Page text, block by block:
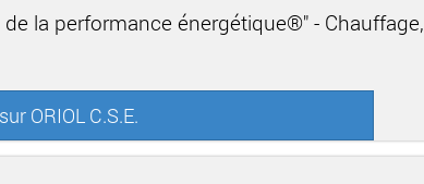
la performance énergétique®" - Chauffage,
ORIOL C.S.E.